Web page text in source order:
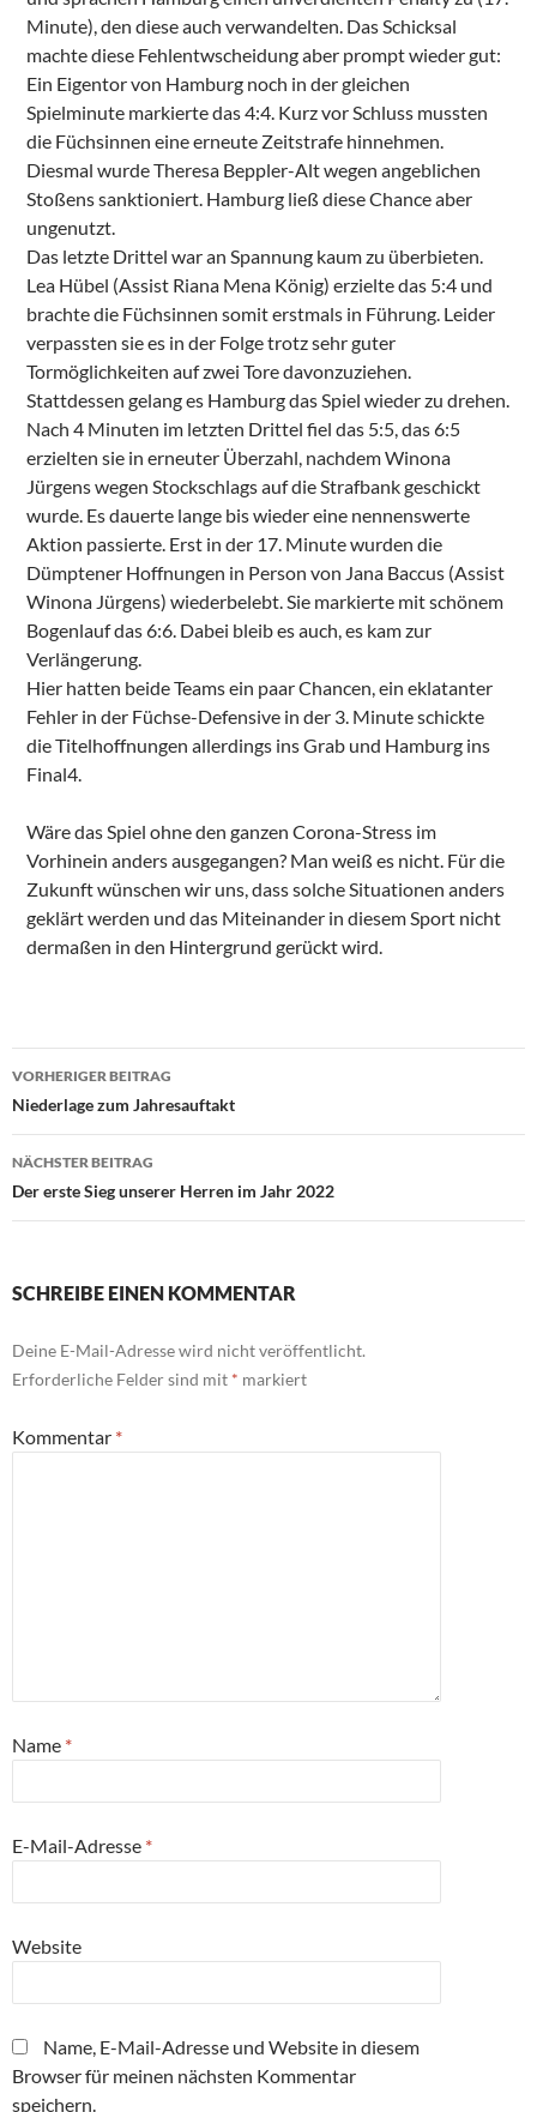
Minute), den diese auch verwandelten. Das Schicksal
machte diese Fehlentwscheidung aber prompt wieder gut:
Ein Eigentor von Hamburg noch in der gleichen
Spielminute markierte das 4:4. Kurz vor Schluss mussten
die Füchsinnen eine erneute Zeitstrafe hinnehmen.
Diesmal wurde Theresa Beppler-Alt wegen angeblichen
Stoßens sanktioniert. Hamburg ließ diese Chance aber
ungenutzt.
Das letzte Drittel war an Spannung kaum zu überbieten.
Lea Hübel (Assist Riana Mena König) erzielte das 5:4 und
brachte die Füchsinnen somit erstmals in Führung. Leider
verpassten sie es in der Folge trotz sehr guter
Tormöglichkeiten auf zwei Tore davonzuziehen.
Stattdessen gelang es Hamburg das Spiel wieder zu drehen.
Nach 4 Minuten im letzten Drittel fiel das 5:5, das 6:5
erzielten sie in erneuter Überzahl, nachdem Winona
Jürgens wegen Stockschlags auf die Strafbank geschickt
wurde. Es dauerte lange bis wieder eine nennenswerte
Aktion passierte. Erst in der 17. Minute wurden die
Dümptener Hoffnungen in Person von Jana Baccus (Assist
Winona Jürgens) wiederbelebt. Sie markierte mit schönem
Bogenlauf das 6:6. Dabei bleib es auch, es kam zur
Verlängerung.
Hier hatten beide Teams ein paar Chancen, ein eklatanter
Fehler in der Füchse-Defensive in der 3. Minute schickte
die Titelhoffnungen allerdings ins Grab und Hamburg ins
Final4.
Wäre das Spiel ohne den ganzen Corona-Stress im
Vorhinein anders ausgegangen? Man weiß es nicht. Für die
Zukunft wünschen wir uns, dass solche Situationen anders
geklärt werden und das Miteinander in diesem Sport nicht
dermaßen in den Hintergrund gerückt wird.
Beitragsnavigation
VORHERIGER BEITRAG
Niederlage zum Jahresauftakt
NÄCHSTER BEITRAG
Der erste Sieg unserer Herren im Jahr 2022
SCHREIBE EINEN KOMMENTAR
Deine E-Mail-Adresse wird nicht veröffentlicht.
Erforderliche Felder sind mit * markiert
Kommentar *
Name *
E-Mail-Adresse *
Website
Name, E-Mail-Adresse und Website in diesem
Browser für meinen nächsten Kommentar
speichern.